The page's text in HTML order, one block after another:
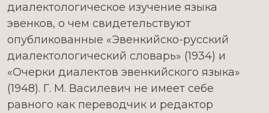
диалектологическое изучение языка
эвенков, о чем свидетельствуют
опубликованные «Эвенкийско-русский
диалектологический словарь» (1934) и
«Очерки диалектов эвенкийского языка»
(1948). Г. М. Василевич не имеет себе
равного как переводчик и редактор